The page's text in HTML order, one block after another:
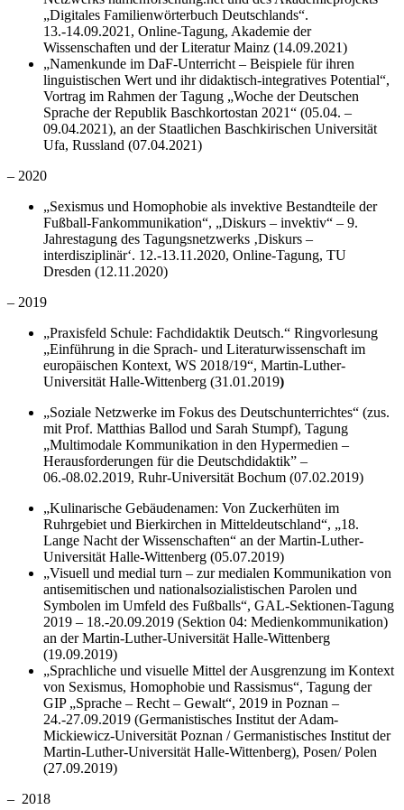
„Digitales Familienwörterbuch Deutschlands“.
13.-14.09.2021, Online-Tagung, Akademie der
Wissenschaften und der Literatur Mainz (14.09.2021)
„Namenkunde im DaF-Unterricht – Beispiele für ihren
linguistischen Wert und ihr didaktisch-integratives Potential“,
Vortrag im Rahmen der Tagung „Woche der Deutschen
Sprache der Republik Baschkortostan 2021“ (05.04. –
09.04.2021), an der Staatlichen Baschkirischen Universität
Ufa, Russland (07.04.2021)
– 2020
„Sexismus und Homophobie als invektive Bestandteile der
Fußball-Fankommunikation“, „Diskurs – invektiv“ – 9.
Jahrestagung des Tagungsnetzwerks ‚Diskurs –
interdisziplinär‘. 12.-13.11.2020, Online-Tagung, TU
Dresden (12.11.2020)
– 2019
„Praxisfeld Schule: Fachdidaktik Deutsch.“ Ringvorlesung
„Einführung in die Sprach- und Literaturwissenschaft im
europäischen Kontext, WS 2018/19“, Martin-Luther-
Universität Halle-Wittenberg (31.01.2019)
„Soziale Netzwerke im Fokus des Deutschunterrichtes“ (zus.
mit Prof. Matthias Ballod und Sarah Stumpf), Tagung
„Multimodale Kommunikation in den Hypermedien –
Herausforderungen für die Deutschdidaktik” –
06.-08.02.2019, Ruhr-Universität Bochum (07.02.2019)
„Kulinarische Gebäudenamen: Von Zuckerhüten im
Ruhrgebiet und Bierkirchen in Mitteldeutschland“, „18.
Lange Nacht der Wissenschaften“ an der Martin-Luther-
Universität Halle-Wittenberg (05.07.2019)
„Visuell und medial turn – zur medialen Kommunikation von
antisemitischen und nationalsozialistischen Parolen und
Symbolen im Umfeld des Fußballs“, GAL-Sektionen-Tagung
2019 – 18.-20.09.2019 (Sektion 04: Medienkommunikation)
an der Martin-Luther-Universität Halle-Wittenberg
(19.09.2019)
„Sprachliche und visuelle Mittel der Ausgrenzung im Kontext
von Sexismus, Homophobie und Rassismus“, Tagung der
GIP „Sprache – Recht – Gewalt“, 2019 in Poznan –
24.-27.09.2019 (Germanistisches Institut der Adam-
Mickiewicz-Universität Poznan / Germanistisches Institut der
Martin-Luther-Universität Halle-Wittenberg), Posen/ Polen
(27.09.2019)
– 2018